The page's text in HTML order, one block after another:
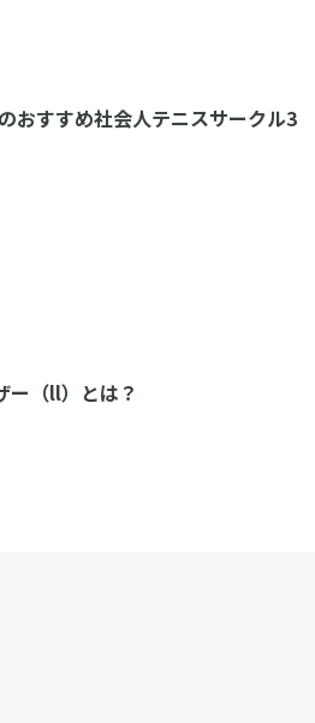
おすすめ社会人テニスサークル3
ー（ll）とは？